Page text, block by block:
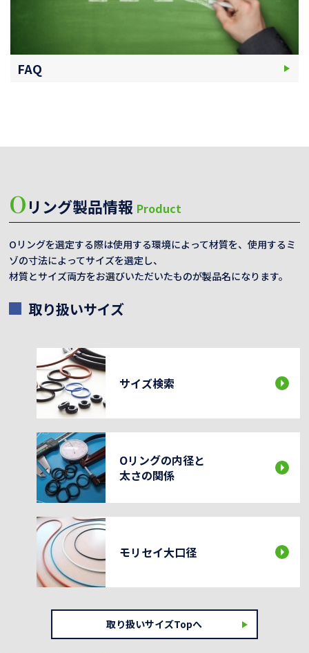
FAQ
Oリング製品情報 Product
Oリングを選定する際は使用する環境によって材質を、使用するミ
ゾの寸法によってサイズを選定し、
材質とサイズ両方をお選びいただいたものが製品名になります。
取り扱いサイズ
サイズ検索
Oリングの内径と
太さの関係
モリセイ大口径
取り扱いサイズTopへ